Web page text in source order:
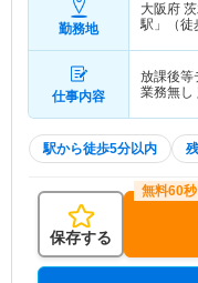
勤務地
大阪府
駅」（徒
仕事内容
放課後等
業務無
駅から徒歩5分以内
保存する